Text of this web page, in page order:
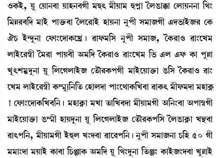
*A¡Òü, Úå ëÚà>¤à ÚàÒ>¤Kã ³×; ³ãÚà³ ×š¥à íºR¡àB¡à ëºàÚ>>à [=}
[³Ä¹¤[ƒ ³àÒü šàv¡û¡¤à íºì¹àÒü ÒàÚ>à >åšã Î³à\Kã &ƒ®¡àÒü\¹ ëA¡
'W¡ Òü@ƒå>à ëó¡à}ìƒàA¡ìJø¡ú ¯àó¡³[Î >åšã Î³à\, íA¡¹à* ¯à}ìJ³
ºàÒüì¹´¬ã í³¹à šàÚ¤ã "³[ƒ íA¡¹à* ¯à}ìJ³ [®¡ &º &ó¡ A¡à šåÄà
Jå;Å³¥ƒå>à Úå [ºìKºàÒü\ ët¡ï¹A¡šKã ³àÒüìÚàv¡û¡à R¡[Î íA¡¹à* ¯à}
ìJ³ ºàÒüì¹´¬ã A¡´¶å¸[>[t¡ ëÒàºƒà šà}ì=àA¡[J¤à ¯àA¡; ³ãó¡³ƒà ³ÒàA¥
¡à ëó¡à}ìƒàA¡[J¤[>¡ú ³ÒàA¥¡à ³Jà t¡à[J¤ƒà ³ãÚà³Kã "[>}¤à "šà´¬Kã
³àÒüìÚàv¡û¡à R¡´¶ã ÒàÚƒå>à Úå [ºìKºàÒü\ ët¡ï¹A¡š[Î íºR¡àA¥¡à J”‚¤à
¯à;š[>, ³ãÚà³Kã Òü×º J}ƒ¤à ¯àì¹š[>¡ú >åšã Î³à\>à W¡[Ò 50 Kã
³³à}ƒà ³ÚàÒü A¡à¤à [W¡gàA¡ "³[ƒ Úå [=}ƒå>à [t¡g} A¡àÒü\}ƒ¤à JåÄàÒü